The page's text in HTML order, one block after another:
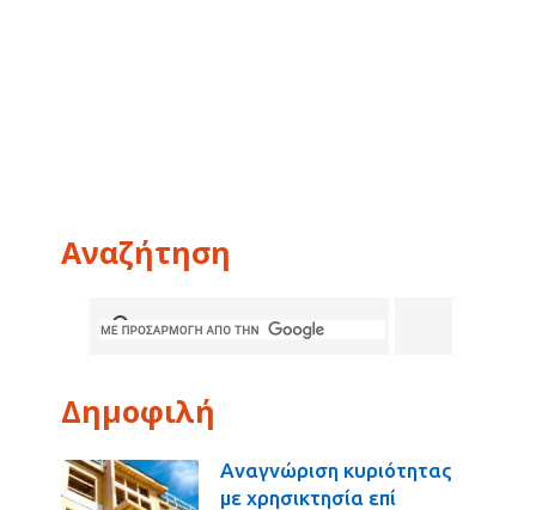
Αναζήτηση
Δημοφιλή
Αναγνώριση κυριότητας
με χρησικτησία επί